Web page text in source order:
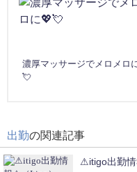
濃厚マッサージでメロメロ
💘
出勤の関連記事
⚠itigo出勤情